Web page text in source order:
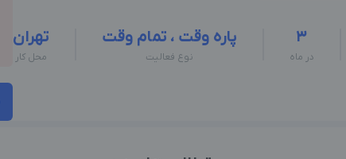
3
در ماه
پاره وقت ، تمام وقت
نوع فعالیت
تهران
محل کار